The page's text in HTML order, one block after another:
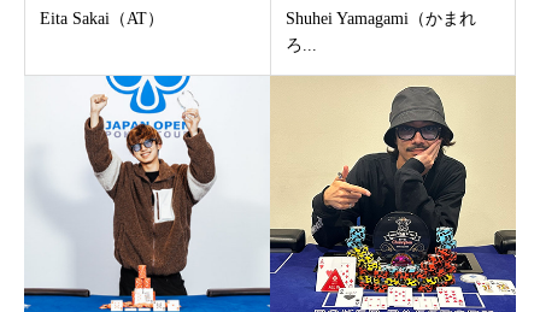
Eita Sakai（AT）
Shuhei Yamagami（かまれ
ろ...